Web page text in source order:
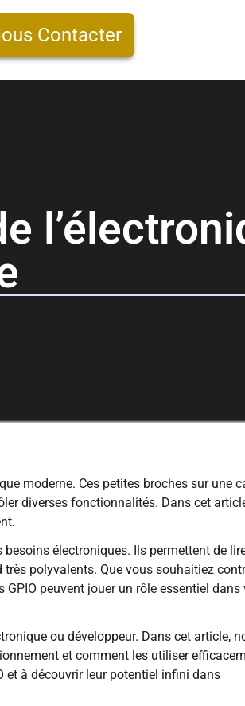
Contacter
moderne. Ces petites broches sur une
diverses fonctionnalités. Dans cet
électroniques. Ils permettent de
très polyvalents. Que vous souhaitiez
peuvent jouer un rôle essentiel dans
ou développeur. Dans cet article,
et comment les utiliser
et à découvrir leur potentiel infini dans